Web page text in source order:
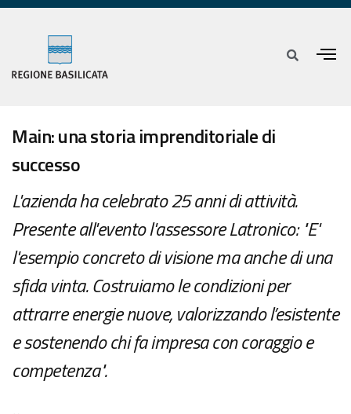
Main: una storia imprenditoriale di
successo
L'azienda ha celebrato 25 anni di attività.
Presente all'evento l'assessore Latronico: "E'
l'esempio concreto di visione ma anche di una
sfida vinta. Costruiamo le condizioni per
attrarre energie nuove, valorizzando l’esistente
e sostenendo chi fa impresa con coraggio e
competenza".